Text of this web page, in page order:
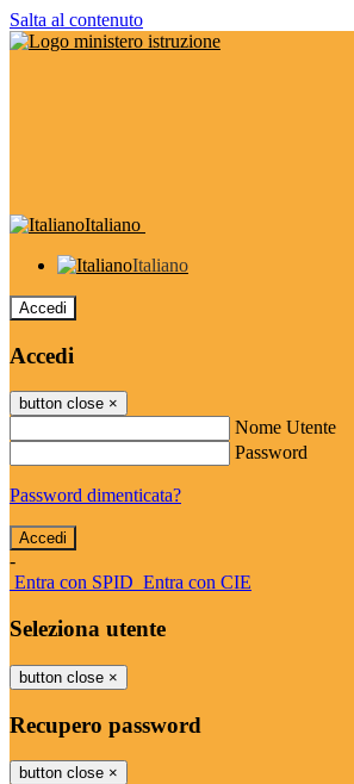
Salta al contenuto
Italiano
Italiano
Accedi
Accedi
button close ×
Nome Utente
Password
Password dimenticata?
-
Entra con SPID Entra con CIE
Seleziona utente
button close ×
Recupero password
button close ×